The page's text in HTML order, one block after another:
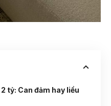
tỷ: Can đảm hay liều